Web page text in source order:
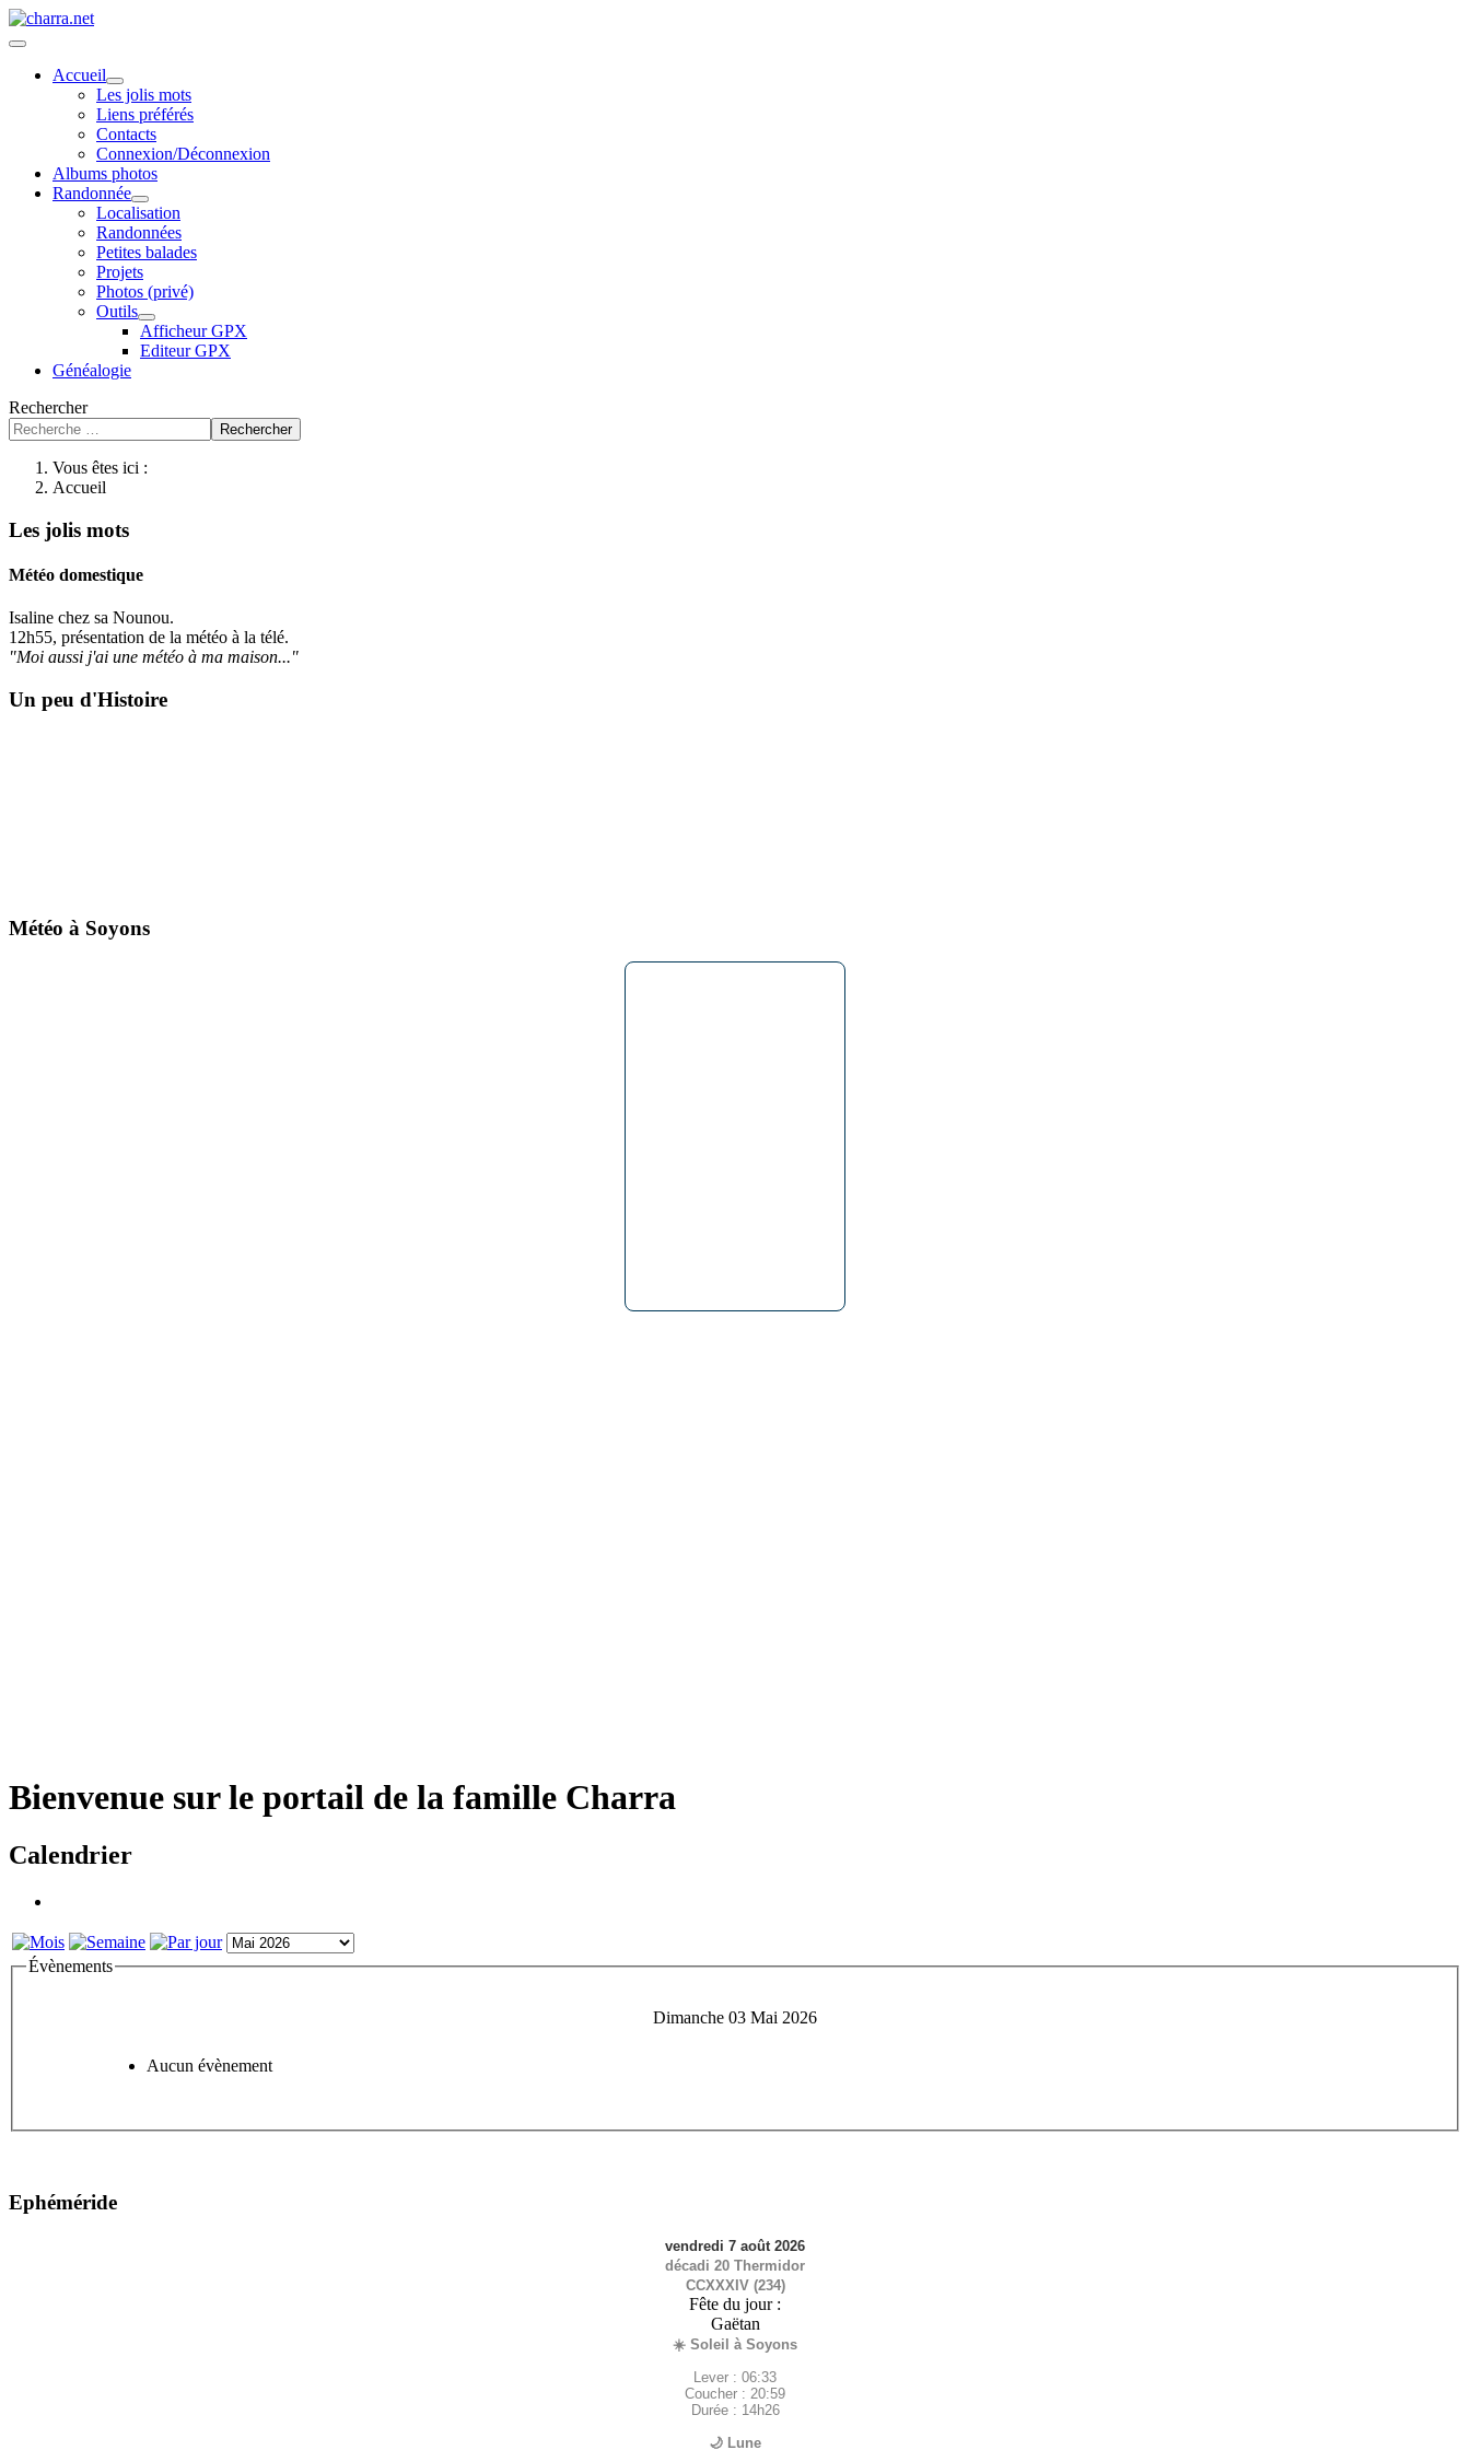
Accueil
Les jolis mots
Liens préférés
Contacts
Connexion/Déconnexion
Albums photos
Randonnée
Localisation
Randonnées
Petites balades
Projets
Photos (privé)
Outils
Afficheur GPX
Editeur GPX
Généalogie
Rechercher
Rechercher
Vous êtes ici :
Accueil
Les jolis mots
Météo domestique
Isaline chez sa Nounou.
12h55, présentation de la météo à la télé.
"Moi aussi j'ai une météo à ma maison..."
Un peu d'Histoire
Météo à Soyons
Bienvenue sur le portail de la famille Charra
Calendrier
Évènements
Dimanche 03 Mai 2026
Aucun évènement
Ephéméride
vendredi 7 août 2026
décadi 20 Thermidor
CCXXXIV (234)
Fête du jour :
Gaëtan
☀️ Soleil à Soyons
Lever : 06:33
Coucher : 20:59
Durée : 14h26
🌙 Lune